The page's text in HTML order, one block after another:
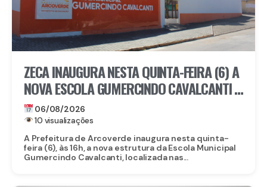
ZECA INAUGURA NESTA QUINTA-FEIRA (6) A
NOVA ESCOLA GUMERCINDO CAVALCANTI E
AUTORIZA OBRAS DE CALÇAMENTO EM
ARCOVERDE
06/08/2026
10 visualizações
A Prefeitura de Arcoverde inaugura nesta quinta-
feira (6), às 16h, a nova estrutura da Escola Municipal
Gumercindo Cavalcanti, localizada nas...